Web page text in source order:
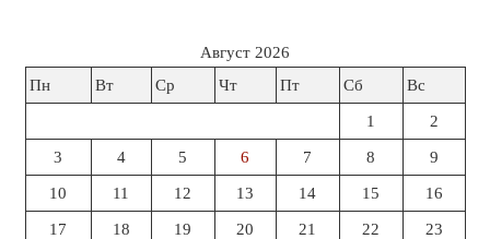
Август 2026
Пн
Вт Ср Чт Пт Сб Вс
1 2
3 4 5 6 7 8 9
10 11 12 13 14 15 16
17 18 19 20 21 22 23